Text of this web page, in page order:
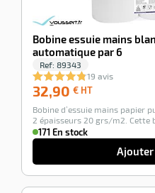
Bobine essuie mains
automatique par 6
Ref: 89343
19 avis
32,90 € HT
HT
Bobine d’essuie mains papier
2 épaisseurs 20 grs/m2. Cette
171 En stock
Ajouter